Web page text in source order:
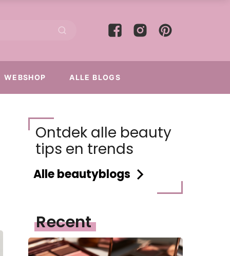
WEBSHOP ALLE BLOGS
Ontdek alle beauty
tips en trends
Alle beautyblogs
Recent